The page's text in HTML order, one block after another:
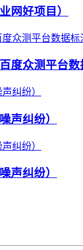
网好项目）
度众测平台数
声纠纷）
声纠纷）